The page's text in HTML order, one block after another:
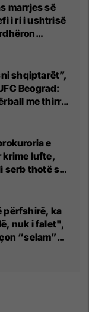
marrjes së
i ri i ushtrisë
shqiptarët”,
Beograd:
me thirrje
nga
e
krime lufte,
serb thotë se
në
përfshirë, ka
nuk i falet",
“selam”